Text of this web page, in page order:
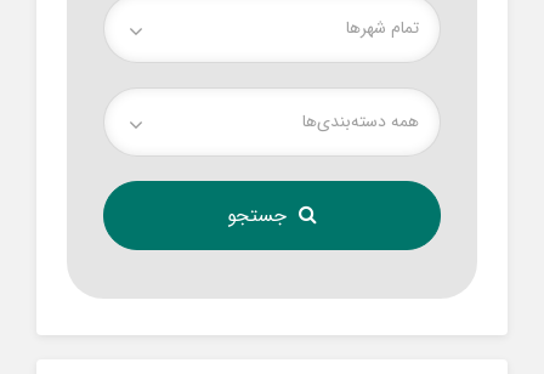
تمام شهر‌ها
همه دسته‌بندی‌ها